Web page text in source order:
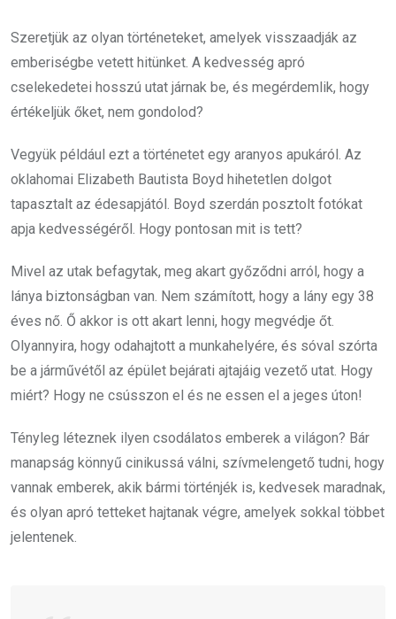
Szeretjük az olyan történeteket, amelyek visszaadják az
emberiségbe vetett hitünket. A kedvesség apró
cselekedetei hosszú utat járnak be, és megérdemlik, hogy
értékeljük őket, nem gondolod?
Vegyük például ezt a történetet egy aranyos apukáról. Az
oklahomai Elizabeth Bautista Boyd hihetetlen dolgot
tapasztalt az édesapjától. Boyd szerdán posztolt fotókat
apja kedvességéről. Hogy pontosan mit is tett?
Mivel az utak befagytak, meg akart győződni arról, hogy a
lánya biztonságban van. Nem számított, hogy a lány egy 38
éves nő. Ő akkor is ott akart lenni, hogy megvédje őt.
Olyannyira, hogy odahajtott a munkahelyére, és sóval szórta
be a járművétől az épület bejárati ajtajáig vezető utat. Hogy
miért? Hogy ne csússzon el és ne essen el a jeges úton!
Tényleg léteznek ilyen csodálatos emberek a világon? Bár
manapság könnyű cinikussá válni, szívmelengető tudni, hogy
vannak emberek, akik bármi történjék is, kedvesek maradnak,
és olyan apró tetteket hajtanak végre, amelyek sokkal többet
jelentenek.